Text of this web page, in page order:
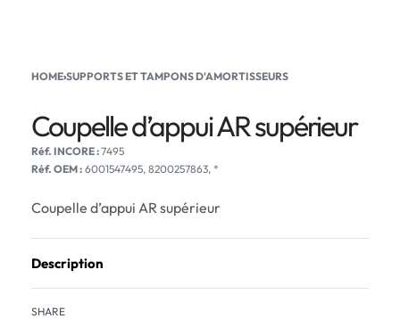
HOME›SUPPORTS ET TAMPONS D'AMORTISSEURS
Coupelle d’appui AR supérieur
7495
Réf. OEM : 6001547495, 8200257863, *
Coupelle d’appui AR supérieur
Description
SHARE